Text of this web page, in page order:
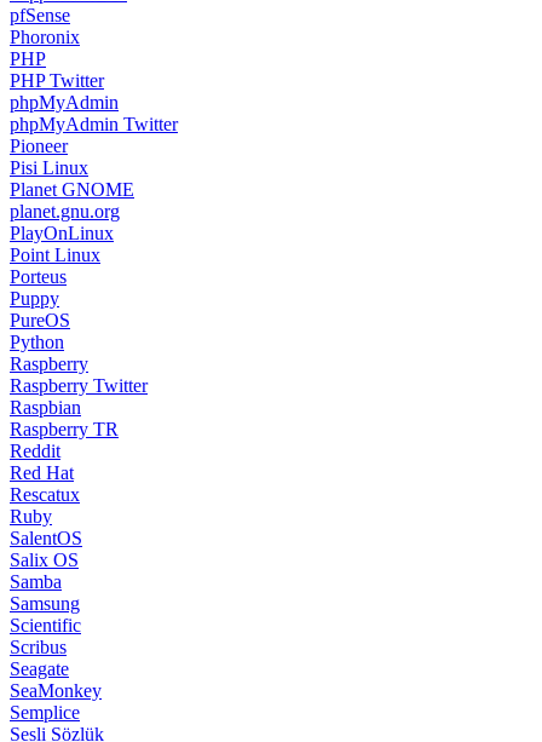
pfSense
Phoronix
PHP
PHP Twitter
phpMyAdmin
phpMyAdmin Twitter
Pioneer
Pisi Linux
Planet GNOME
planet.gnu.org
PlayOnLinux
Point Linux
Porteus
Puppy
PureOS
Python
Raspberry
Raspberry Twitter
Raspbian
Raspberry TR
Reddit
Red Hat
Rescatux
Ruby
SalentOS
Salix OS
Samba
Samsung
Scientific
Scribus
Seagate
SeaMonkey
Semplice
Sesli Sözlük